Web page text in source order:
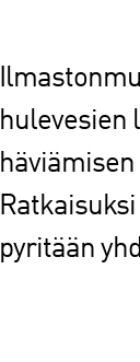
hulevesien
pyritään